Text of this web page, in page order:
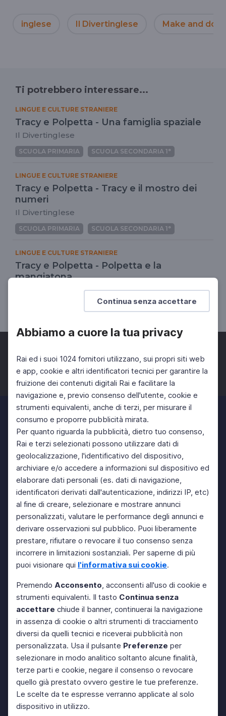
Continua senza accettare
Abbiamo a cuore la tua privacy
Rai ed i suoi 1024 fornitori utilizzano, sui propri siti web
e app, cookie e altri identificatori tecnici per garantire la
fruizione dei contenuti digitali Rai e facilitare la
navigazione e, previo consenso dell'utente, cookie e
strumenti equivalenti, anche di terzi, per misurare il
consumo e proporre pubblicità mirata.
Per quanto riguarda la pubblicità, dietro tuo consenso,
Rai e terzi selezionati possono utilizzare dati di
geolocalizzazione, l'identificativo del dispositivo,
archiviare e/o accedere a informazioni sul dispositivo ed
elaborare dati personali (es. dati di navigazione,
identificatori derivati dall'autenticazione, indirizzi IP, etc)
al fine di creare, selezionare e mostrare annunci
personalizzati, valutare le performance degli annunci e
derivare osservazioni sul pubblico. Puoi liberamente
prestare, rifiutare o revocare il tuo consenso senza
incorrere in limitazioni sostanziali. Per saperne di più
puoi visionare qui l'informativa sui cookie.
Premendo Acconsento, acconsenti all'uso di cookie e
strumenti equivalenti. Il tasto Continua senza
accettare chiude il banner, continuerai la navigazione
in assenza di cookie o altri strumenti di tracciamento
diversi da quelli tecnici e riceverai pubblicità non
personalizzata. Usa il pulsante Preferenze per
selezionare in modo analitico soltanto alcune finalità,
terze parti e cookie, negare il consenso o revocare
quello già prestato ovvero gestire le tue preferenze.
Le scelte da te espresse verranno applicate al solo
dispositivo in utilizzo.
inglese Il Divertinglese Make and do
Ti potrebbero interessare...
LINGUE E CULTURE STRANIERE
Tracy e Polpetta - Una famiglia spaziale
Il Divertinglese
SCUOLA PRIMARIA SCUOLA SECONDARIA 1°
LINGUE E CULTURE STRANIERE
Tracy e Polpetta - Tracy e il mostro dei
numeri
Il Divertinglese
SCUOLA PRIMARIA SCUOLA SECONDARIA 1°
LINGUE E CULTURE STRANIERE
Tracy e Polpetta - Polpetta e la
mangiatona
SCUOLA SECONDARIA 1°
Facebook Twitter Instagram